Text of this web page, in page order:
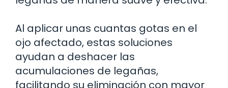
Al aplicar unas cuantas gotas en el
ojo afectado, estas soluciones
ayudan a deshacer las
acumulaciones de legañas,
facilitando su eliminación con mayor